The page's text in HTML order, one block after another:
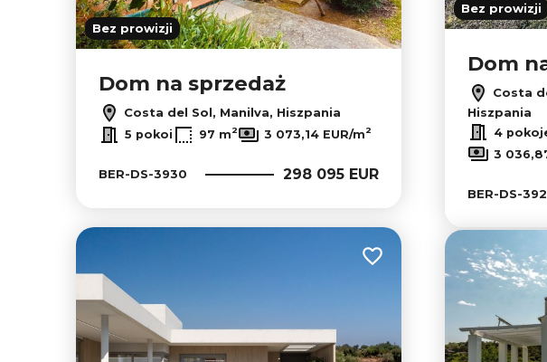
Bez prowizji
Dom na sprzedaż
Costa del Sol, Manilva, Hiszpania
5 pokoi 97 m2 3 073,14 EUR/m2
BER-DS-3930 298 095 EUR
Bez prowizji
Dom
Costa
Hiszpania
4
3
BER-DS-
Dodaj do ulubionych